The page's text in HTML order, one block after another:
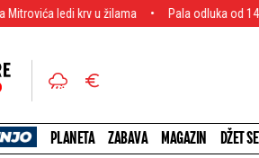
u žilama Pala odluka od 140 miliona!
PLANETA ZABAVA MAGAZIN DŽET